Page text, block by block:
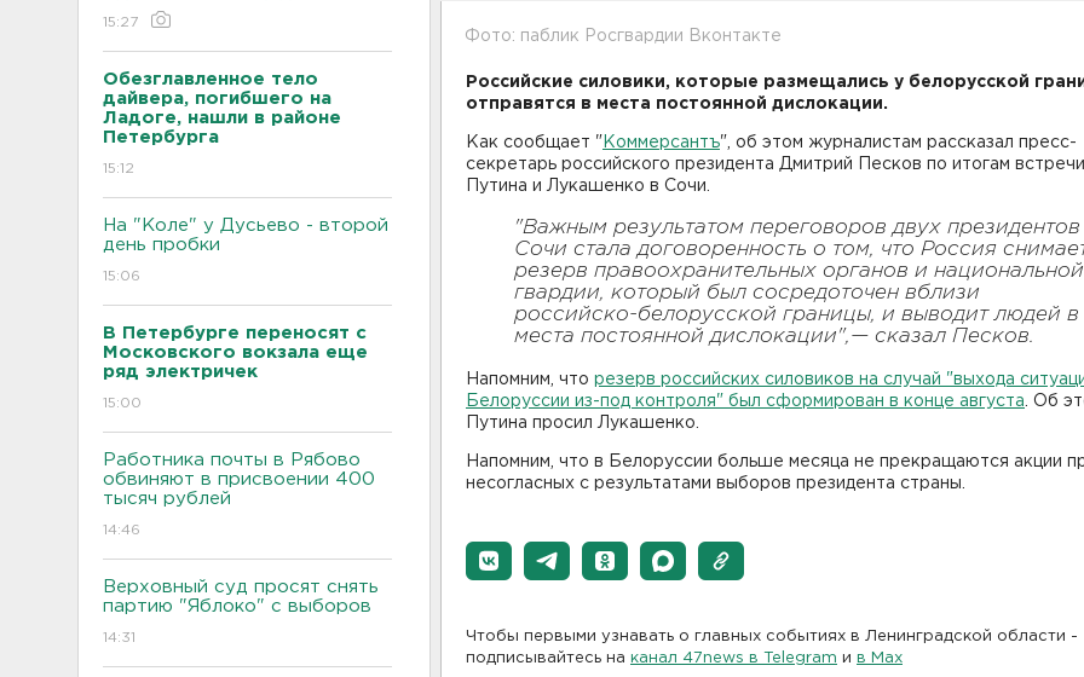
15:27
Обезглавленное тело
дайвера, погибшего на
Ладоге, нашли в районе
Петербурга
15:12
На "Коле" у Дусьево - второй
день пробки
15:06
В Петербурге переносят с
Московского вокзала еще
ряд электричек
15:00
Работника почты в Рябово
обвиняют в присвоении 400
тысяч рублей
14:46
Верховный суд просят снять
партию "Яблоко" с выборов
14:31
Фото: паблик Росгвардии Вконтакте
Российские силовики, которые размещались у белорусской
отправятся в места постоянной дислокации.
Как сообщает " Коммерсантъ", об этом журналистам рассказал пресс-
секретарь российского президента Дмитрий Песков по итогам встречи
Путина и Лукашенко в Сочи.
"Важным результатом переговоров двух президентов
Сочи стала договоренность о том, что Россия
резерв правоохранительных органов и национальной
гвардии, который был сосредоточен вблизи
российско-белорусской границы, и выводит людей в
места постоянной дислокации",— сказал Песков.
Напомним, что резерв российских силовиков на случай "выхода
Белоруссии из-под контроля" был сформирован в конце августа . Об
Путина просил Лукашенко.
Напомним, что в Белоруссии больше месяца не прекращаются акции
несогласных с результатами выборов президента страны.
Чтобы первыми узнавать о главных событиях в Ленинградской области -
подписывайтесь на канал 47news в Telegram и в Maх